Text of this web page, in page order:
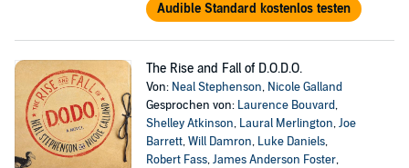
Audible Standard kostenlos testen
The Rise and Fall of D.O.D.O.
Von: Neal Stephenson, Nicole Galland
Gesprochen von: Laurence Bouvard,
Shelley Atkinson, Laural Merlington,Joe
Barrett,Will Damron, Luke Daniels,
Robert Fass,James Anderson Foster,